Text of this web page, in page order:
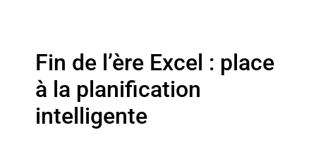
Fin de l’ère Excel : place
à la planification
intelligente